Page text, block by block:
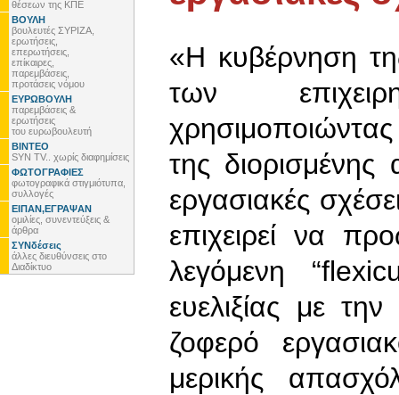
θέσεων της ΚΠΕ
ΒΟΥΛΗ
βουλευτές ΣΥΡΙΖΑ,
ερωτήσεις,
επερωτήσεις,
επίκαιρες,
παρεμβάσεις,
προτάσεις νόμου
ΕΥΡΩΒΟΥΛΗ
παρεμβάσεις &
ερωτήσεις
του ευρωβουλευτή
ΒΙΝΤΕΟ
SYN TV.. χωρίς διαφημίσεις
ΦΩΤΟΓΡΑΦΙΕΣ
φωτογραφικά στιγμιότυπα,
συλλογές
ΕΙΠΑΝ,ΕΓΡΑΨΑΝ
ομιλίες, συνεντεύξεις &
άρθρα
ΣΥΝδέσεις
άλλες διευθύνσεις στο
Διαδίκτυο
«Η κυβέρνηση
των
της διορισμένης
εργασιακές
επιχειρεί να
λεγόμενη
ευελιξίας με
ζοφερό
μερικής